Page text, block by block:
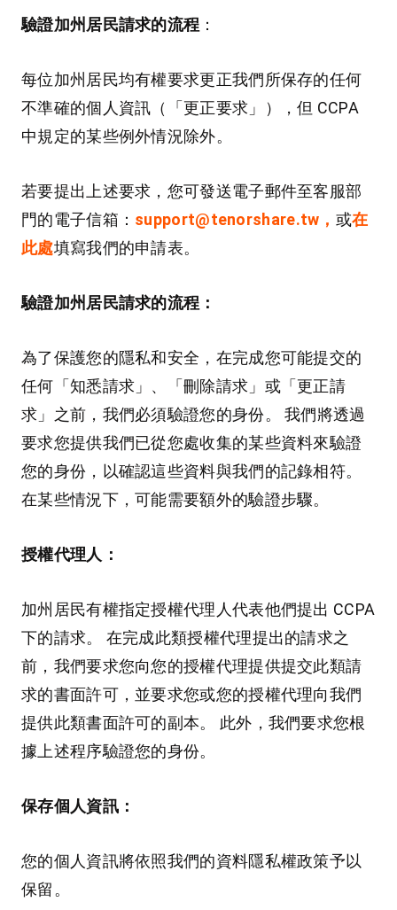
驗證加州居民請求的流程 ：
每位加州居民均有權要求更正我們所保存的任何
不準確的個人資訊（「更正要求」），但 CCPA
中規定的某些例外情況除外。
若要提出上述要求，您可發送電子郵件至客服部
門的電子信箱： support@tenorshare.tw， 或在
此處填寫我們的申請表。
驗證加州居民請求的流程：
為了保護您的隱私和安全，在完成您可能提交的
任何「知悉請求」、「刪除請求」或「更正請
求」之前，我們必須驗證您的身份。 我們將透過
要求您提供我們已從您處收集的某些資料來驗證
您的身份，以確認這些資料與我們的記錄相符。
在某些情況下，可能需要額外的驗證步驟。
授權代理人：
加州居民有權指定授權代理人代表他們提出 CCPA
下的請求。 在完成此類授權代理提出的請求之
前，我們要求您向您的授權代理提供提交此類請
求的書面許可，並要求您或您的授權代理向我們
提供此類書面許可的副本。 此外，我們要求您根
據上述程序驗證您的身份。
保存個人資訊：
您的個人資訊將依照我們的資料隱私權政策予以
保留。